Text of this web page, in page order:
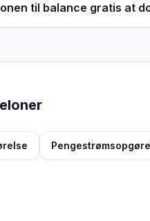
til balance gratis at